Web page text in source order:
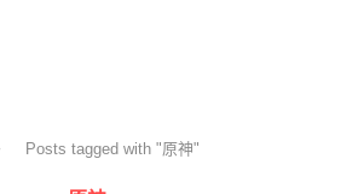
Posts tagged with "原神"